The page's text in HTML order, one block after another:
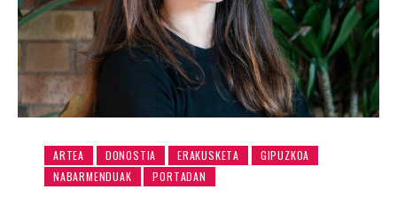
ARTEA DONOSTIA ERAKUSKETA
GIPUZKOA
NABARMENDUAK
PORTADAN